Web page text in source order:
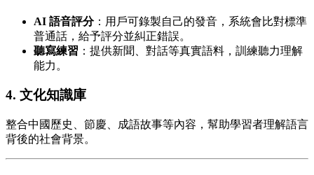
AI 語音評分：用戶可錄製自己的發音，系統會比對標準
普通話，給予評分並糾正錯誤。
聽寫練習 ：提供新聞、對話等真實語料，訓練聽力理解
能力。
4. 文化知識庫
整合中國歷史、節慶、成語故事等內容，幫助學習者理解語言
背後的社會背景。